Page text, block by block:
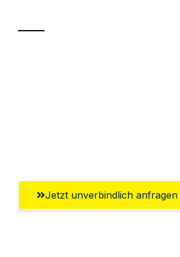
Jetzt unverbindlich anfragen